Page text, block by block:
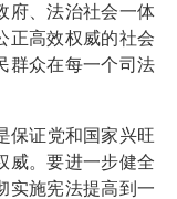
府、法治社会一体
正高效权威的社会
群众在每一个司法
保证党和国家兴旺
威。要进一步健全
实施宪法提高到一